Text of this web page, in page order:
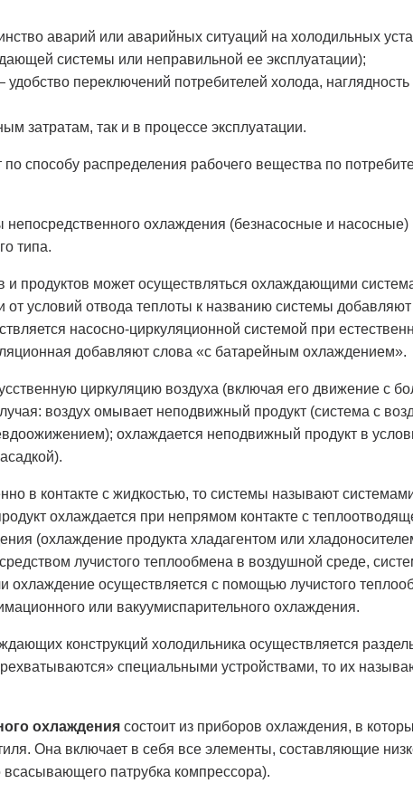
аварий или аварийных ситуаций на холодильных
системы или неправильной ее эксплуатации);
удобство переключений потребителей холода,
затратам, так и в процессе эксплуатации.
способу распределения рабочего вещества по
охлаждения (безнасосные и
типа.
продуктов может осуществляться охлаждающими
от условий отвода теплоты к названию системы добавляют
насосно-циркуляционной системой при
добавляют слова «с батарейным охлаждением».
циркуляцию воздуха (включая его движение с
воздух омывает неподвижный продукт (система с
охлаждается неподвижный продукт в
в контакте с жидкостью, то системы называют
охлаждается при непрямом контакте с
(охлаждение продукта хладагентом или
лучистого теплообмена в воздушной среде,
охлаждение осуществляется с помощью лучистого
или вакуумиспарительного охлаждения.
конструкций холодильника осуществляется
специальными устройствами, то их
охлаждения состоит из приборов охлаждения, в
Она включает в себя все элементы, составляющие
патрубка компрессора).